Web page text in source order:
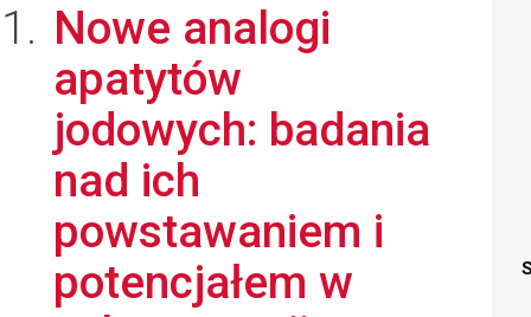
Nowe analogi
apatytów
jodowych: badania
nad ich
powstawaniem i
potencjałem w